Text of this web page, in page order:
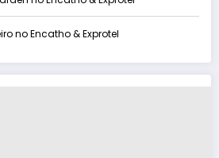
no Encatho & Exprotel